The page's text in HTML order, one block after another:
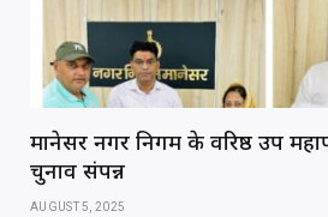
k
मानेसर नगर निगम के वरिष्ठ उप
चुनाव संपन्न
AUGUST 5, 2025